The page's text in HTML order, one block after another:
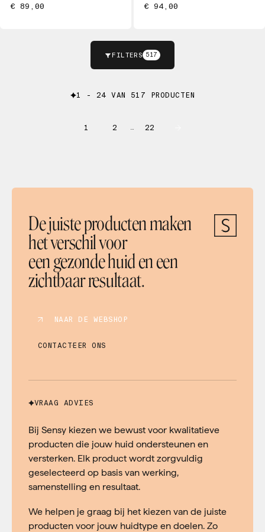
€ 89,00 € 94,00
FILTERS 517
1 - 24 VAN 517 PRODUCTEN
1 2 … 22
De juiste producten maken
het verschil voor
een gezonde huid en een
zichtbaar resultaat.
NAAR DE WEBSHOP
CONTACTEER ONS
VRAAG ADVIES
Bij Sensy kiezen we bewust voor kwalitatieve
producten die jouw huid ondersteunen en
versterken. Elk product wordt zorgvuldig
geselecteerd op basis van werking,
samenstelling en resultaat.
We helpen je graag bij het kiezen van de juiste
producten voor jouw huidtype en doelen. Zo